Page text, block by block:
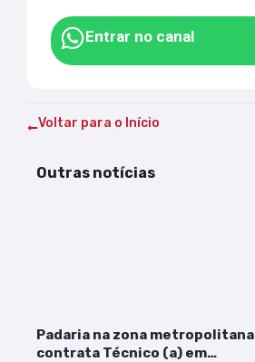
Entrar no canal
Voltar para o Início
Outras notícias
Padaria na zona metropolitana
contrata Técnico (a) em